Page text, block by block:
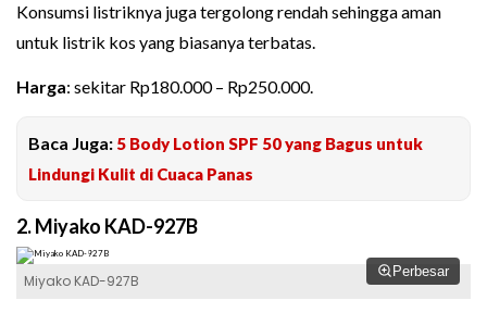
Konsumsi listriknya juga tergolong rendah sehingga aman
untuk listrik kos yang biasanya terbatas.
Harga: sekitar Rp180.000 – Rp250.000.
Baca Juga: 5 Body Lotion SPF 50 yang Bagus untuk
Lindungi Kulit di Cuaca Panas
2. Miyako KAD-927B
Perbesar
Miyako KAD-927B